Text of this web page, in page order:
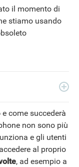
il momento di
stiamo usando
al mondo
nel 2018.
come succederà
non sono più
e gli utenti
al proprio
, ad esempio a